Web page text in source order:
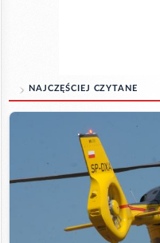
NAJCZĘŚCIEJ CZYTANE